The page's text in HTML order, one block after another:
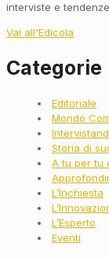
interviste e
Vai all'Edicola
Categorie
Editoriale
Mondo
Storia di
A tu per tu
L’Inchiesta
L’Esperto
Eventi